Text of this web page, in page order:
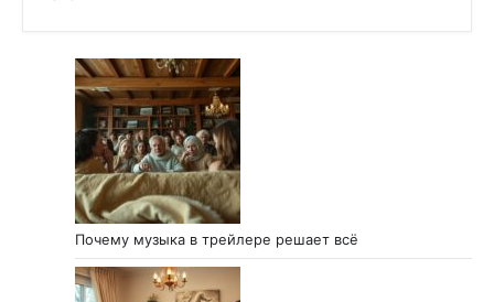
Почему музыка в трейлере решает всё